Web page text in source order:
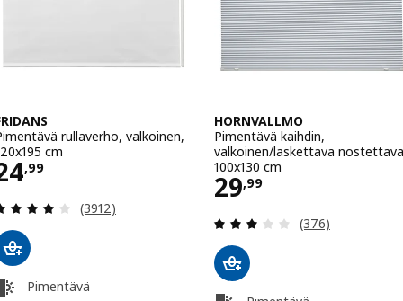
rullaverho, valkoinen,
cm
,99 24,99
Arvio: 4 / 5 tähteä. Arvostelut yhteensä:
(3912)
Pimentävä
HORNVALLMO
Pimentävä kaihdin,
valkoinen/laskettava
100x130 cm
29,99
Hinta 29,99
Arvio: 3 / 5
(376)